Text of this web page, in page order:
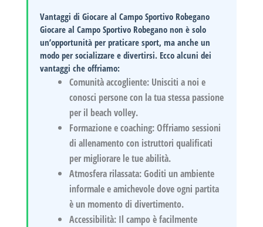
Vantaggi di Giocare al Campo Sportivo Robegano
Giocare alCampo Sportivo Robegano non è solo
un’opportunità per praticare sport, ma anche un
modo per socializzare e divertirsi. Ecco alcuni dei
vantaggi che offriamo:
Comunità accogliente:Unisciti a noi e
conosci persone con la tua stessa passione
per il beach volley.
Formazione e coaching:Offriamo sessioni
di allenamento con istruttori qualificati
per migliorare le tue abilità.
Atmosfera rilassata:Goditi un ambiente
informale e amichevole dove ogni partita
è un momento di divertimento.
Accessibilità:Il campo è facilmente